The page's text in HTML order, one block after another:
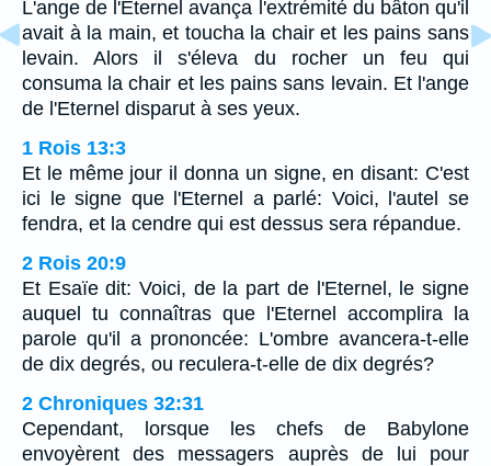
L'ange de l'Eternel avança l'extrémité du bâton qu'il
avait à la main, et toucha la chair et les pains sans
levain. Alors il s'éleva du rocher un feu qui
consuma la chair et les pains sans levain. Et l'ange
de l'Eternel disparut à ses yeux.
1 Rois 13:3
Et le même jour il donna un signe, en disant: C'est
ici le signe que l'Eternel a parlé: Voici, l'autel se
fendra, et la cendre qui est dessus sera répandue.
2 Rois 20:9
Et Esaïe dit: Voici, de la part de l'Eternel, le signe
auquel tu connaîtras que l'Eternel accomplira la
parole qu'il a prononcée: L'ombre avancera-t-elle
de dix degrés, ou reculera-t-elle de dix degrés?
2 Chroniques 32:31
Cependant, lorsque les chefs de Babylone
envoyèrent des messagers auprès de lui pour